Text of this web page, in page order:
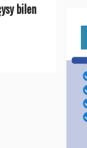
bilen